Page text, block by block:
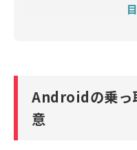
Androidの乗っ取りが
Androidの乗っ
意